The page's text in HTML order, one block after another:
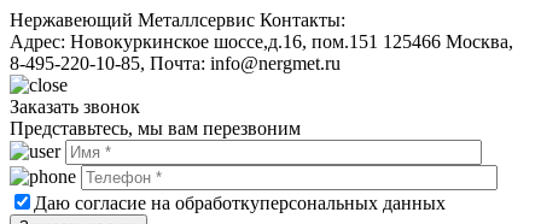
Нержавеющий Металлсервис Контакты:
Адрес: Новокуркинское шоссе,д.16, пом.151 125466 Москва,
8-495-220-10-85, Почта: info@nergmet.ru
Заказать звонок
Представьтесь, мы вам перезвоним
Даю согласие на обработкуперсональных данных